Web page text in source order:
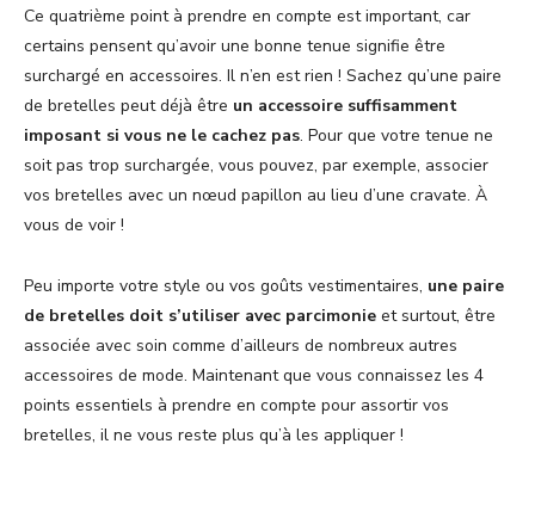
Ce quatrième point à prendre en compte est important, car
certains pensent qu’avoir une bonne tenue signifie être
surchargé en accessoires. Il n’en est rien ! Sachez qu’une paire
de bretelles peut déjà être un accessoire suffisamment
imposant si vous ne le cachez pas. Pour que votre tenue ne
soit pas trop surchargée, vous pouvez, par exemple, associer
vos bretelles avec un nœud papillon au lieu d’une cravate. À
vous de voir !
Peu importe votre style ou vos goûts vestimentaires, une paire
de bretelles doit s’utiliser avec parcimonie et surtout, être
associée avec soin comme d’ailleurs de nombreux autres
accessoires de mode. Maintenant que vous connaissez les 4
points essentiels à prendre en compte pour assortir vos
bretelles, il ne vous reste plus qu’à les appliquer !